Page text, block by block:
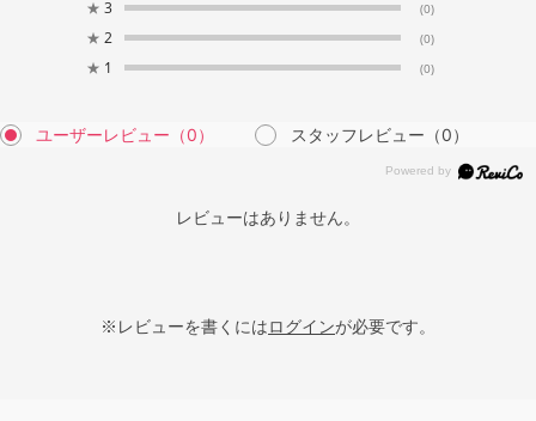
★ 3 (0)
★ 2 (0)
★ 1 (0)
ユーザーレビュー （0） スタッフレビュー （0）
レビューはありません。
※レビューを書くにはログインが必要です。